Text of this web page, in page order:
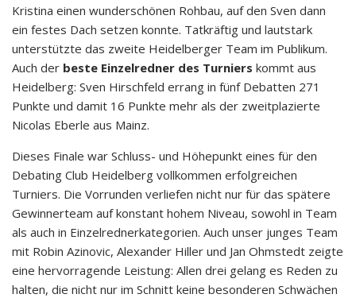
Kristina einen wunderschönen Rohbau, auf den Sven dann
ein festes Dach setzen konnte. Tatkräftig und lautstark
unterstützte das zweite Heidelberger Team im Publikum.
Auch der beste Einzelredner des Turniers kommt aus
Heidelberg: Sven Hirschfeld errang in fünf Debatten 271
Punkte und damit 16 Punkte mehr als der zweitplazierte
Nicolas Eberle aus Mainz.
Dieses Finale war Schluss- und Höhepunkt eines für den
Debating Club Heidelberg vollkommen erfolgreichen
Turniers. Die Vorrunden verliefen nicht nur für das spätere
Gewinnerteam auf konstant hohem Niveau, sowohl in Team
als auch in Einzelrednerkategorien. Auch unser junges Team
mit Robin Azinovic, Alexander Hiller und Jan Ohmstedt zeigte
eine hervorragende Leistung: Allen drei gelang es Reden zu
halten, die nicht nur im Schnitt keine besonderen Schwächen